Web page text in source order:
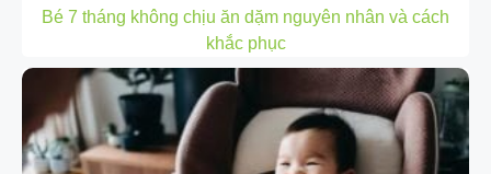
Bé 7 tháng không chịu ăn dặm nguyên nhân và cách
khắc phục